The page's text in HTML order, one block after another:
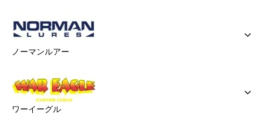
ノーマンルアー
ワーイーグル